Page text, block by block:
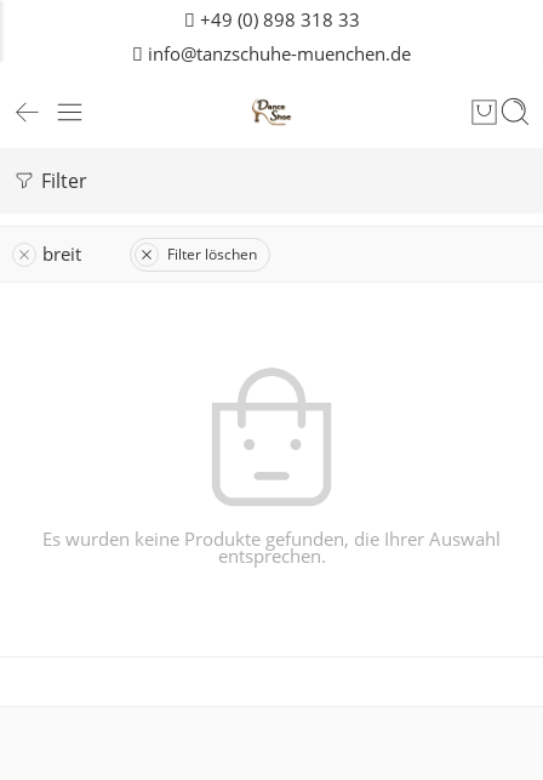
+49 (0) 898 318 33
info@tanzschuhe-muenchen.de
Filter
breit Filter löschen
Es wurden keine Produkte gefunden, die Ihrer Auswahl
entsprechen.